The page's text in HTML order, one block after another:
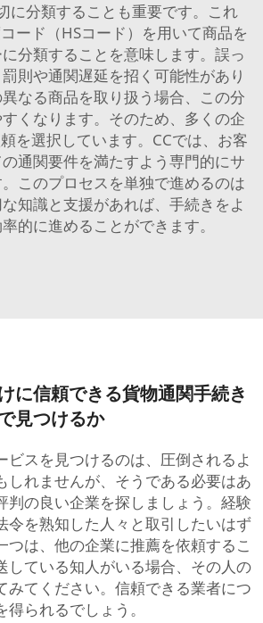
に分類することも重要です。これ
ード（HSコード）を用いて商品を
分類することを意味します。誤っ
則や通関遅延を招く可能性があり
なる商品を取り扱う場合、この分
くなります。そのため、多くの企
を選択しています。CCでは、お客
通関要件を満たすよう専門的にサ
このプロセスを単独で進めるのは
知識と支援があれば、手続きをよ
的に進めることができます。
に信頼できる貨物通関手続き
見つけるか
ビスを見つけるのは、圧倒されるよ
しれませんが、そうである必要はあ
判の良い企業を探しましょう。経験
令を熟知した人々と取引したいはず
つは、他の企業に推薦を依頼するこ
している知人がいる場合、その人の
みてください。信頼できる業者につ
られるでしょう。